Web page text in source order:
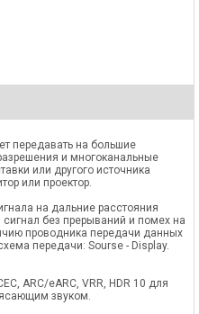
передавать на большие
и многоканальные
или другого источника
или проектор.
на дальние расстояния
сигнал без прерываний и помех на
проводника передачи данных
передачи: Sourse - Display.
ARС/eARC, VRR, HDR 10 для
звуком.